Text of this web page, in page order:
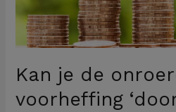
Kan je de
voorheffing
aan
huurder?